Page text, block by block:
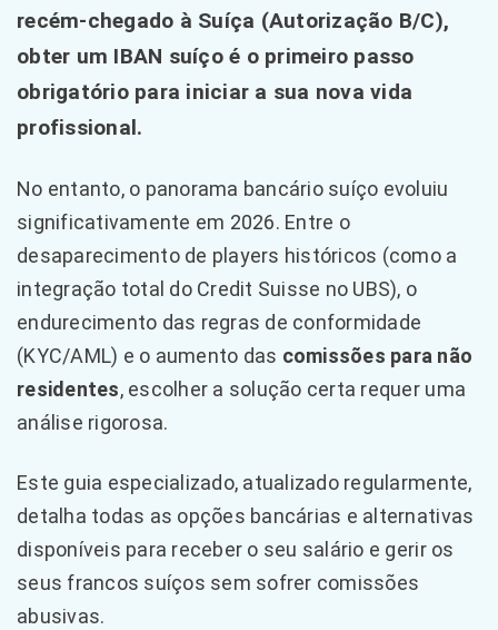
recém-chegado à Suíça (Autorização B/C),
obter um IBAN suíço é o primeiro passo
obrigatório para iniciar a sua nova vida
profissional.
No entanto, o panorama bancário suíço evoluiu
significativamente em 2026. Entre o
desaparecimento de players históricos (como a
integração total do Credit Suisse no UBS), o
endurecimento das regras de conformidade
(KYC/AML) e o aumento das comissões para não
residentes, escolher a solução certa requer uma
análise rigorosa.
Este guia especializado, atualizado regularmente,
detalha todas as opções bancárias e alternativas
disponíveis para receber o seu salário e gerir os
seus francos suíços sem sofrer comissões
abusivas.